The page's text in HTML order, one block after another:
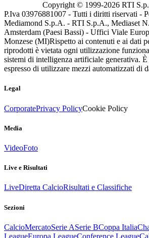
Copyright © 1999-2026 RTI
P.Iva 03976881007 - Tutti i diritti riservati -
Mediamond S.p.A. - RTI S.p.A., Mediaset
Amsterdam (Paesi Bassi) - Uffici Viale
Monzese (MI)Rispetto ai contenuti e ai dati
riprodotti è vietata ogni utilizzazione
sistemi di intelligenza artificiale generativa.
espresso di utilizzare mezzi automatizzati di
Legal
CorporatePrivacy PolicyCookie Policy
Media
VideoFoto
Live e Risultati
LiveDiretta CalcioRisultati e Classifiche
Sezioni
CalcioMercatoSerie ASerie BCoppa Italia
LeagueEuropa LeagueConference League